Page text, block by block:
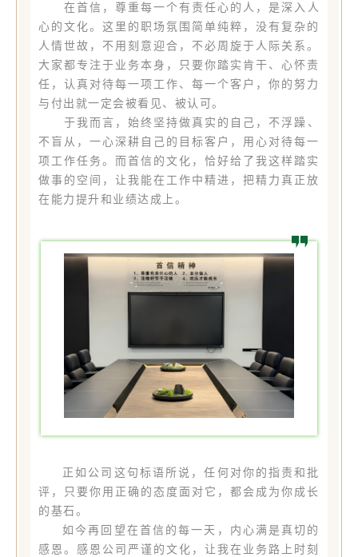
在首信，尊重每一个有责任心的人，是深入人
心的文化。这里的职场氛围简单纯粹，没有复杂的
人情世故，不用刻意迎合，不必周旋于人际关系。
大家都专注于业务本身，只要你踏实肯干、心怀责
任，认真对待每一项工作、每一个客户，你的努力
与付出就一定会被看见、被认可。
于我而言，始终坚持做真实的自己，不浮躁、
不盲从，一心深耕自己的目标客户，用心对待每一
项工作任务。而首信的文化，恰好给了我这样踏实
做事的空间，让我能在工作中精进，把精力真正放
在能力提升和业绩达成上。
正如公司这句标语所说，任何对你的指责和批
评，只要你用正确的态度面对它，都会成为你成长
的基石。
如今再回望在首信的每一天，内心满是真切的
感恩。感恩公司严谨的文化，让我在业务路上时刻